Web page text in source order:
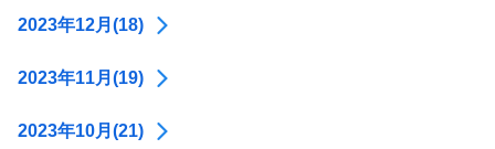
2023年12月(18)
2023年11月(19)
2023年10月(21)